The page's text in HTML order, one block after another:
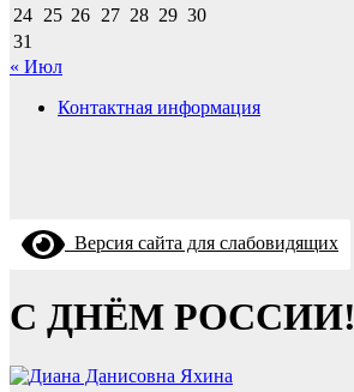
24 25 26 27 28 29 30
31
« Июл
Контактная информация
Версия сайта для слабовидящих
С ДНЁМ РОССИИ!